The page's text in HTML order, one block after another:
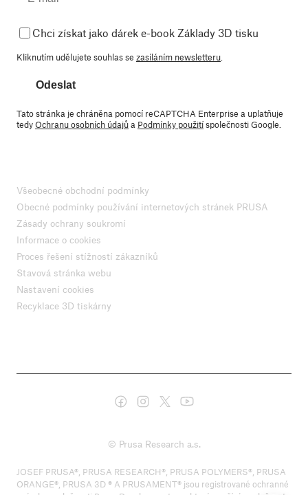
Chci získat jako dárek e-book Základy 3D tisku
Kliknutím udělujete souhlas se zasíláním newsletteru
Odeslat
Tato stránka je chráněna pomocí reCAPTCHA Enterprise a uplatňuje
tedyOchranu osobních údajůa Podmínky použitíspolečnosti Google.
Všeobecné obchodní podmínky
Obecné podmínky používání internetových stránek PRUSA
Zásady ochrany soukromí
Informace o cookies
Proces řešení stížností zákazníků
Stavová stránka webu
Nastavení cookies
Recyklace 3D tiskárny
© Prusa Research a.s.
JOSEF PRUSA®, PRUSA RESEARCH®, PRUSA POLYMERS®, PRUSA
ORANGE®, PRUSA 3D ® A PRUSAMENT® jsou registrované ochranné